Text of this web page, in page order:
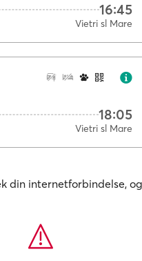
16:45
Vietri sl Mare
18:05
Vietri sl Mare
din internetforbindelse,